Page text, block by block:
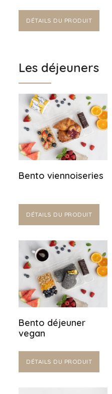
DÉTAILS DU PRODUIT
Les déjeuners
Bento viennoiseries
DÉTAILS DU PRODUIT
Bento déjeuner
vegan
DÉTAILS DU PRODUIT